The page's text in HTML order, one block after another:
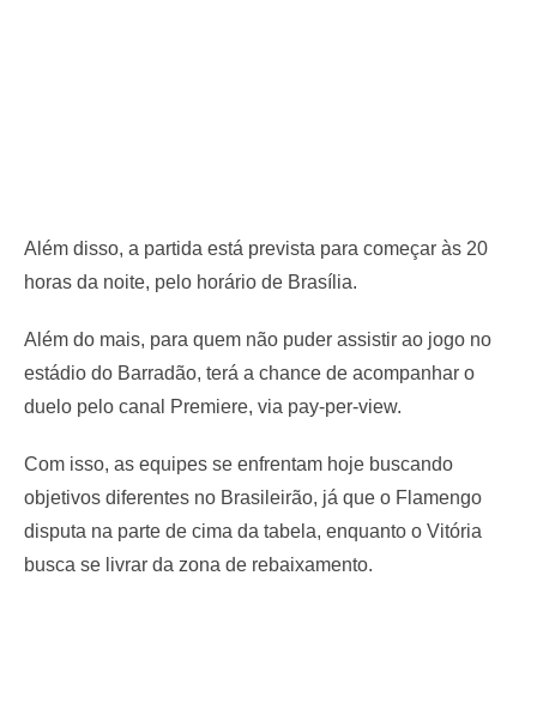
Além disso, a partida está prevista para começar às 20
horas da noite, pelo horário de Brasília.
Além do mais, para quem não puder assistir ao jogo no
estádio do Barradão, terá a chance de acompanhar o
duelo pelo canal Premiere, via pay-per-view.
Com isso, as equipes se enfrentam hoje buscando
objetivos diferentes no Brasileirão, já que o Flamengo
disputa na parte de cima da tabela, enquanto o Vitória
busca se livrar da zona de rebaixamento.